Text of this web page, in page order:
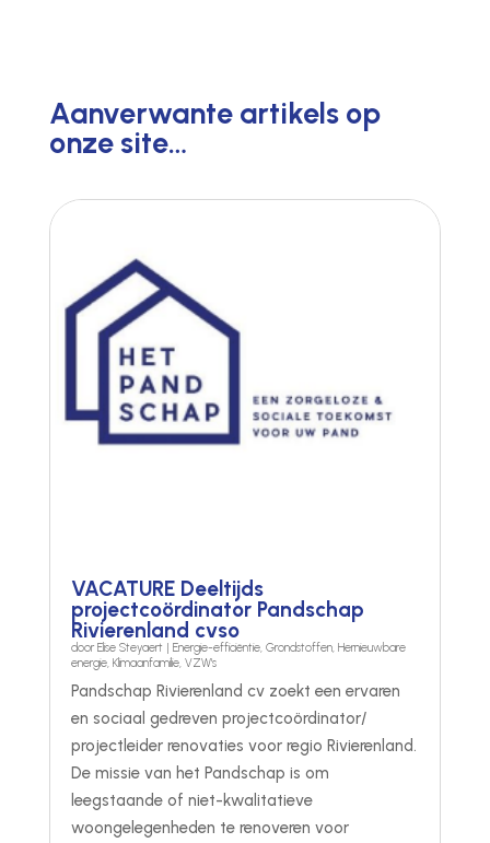
Aanverwante artikels op
onze site…
VACATURE Deeltijds
projectcoördinator Pandschap
Rivierenland cvso
door Elise Steyaert | Energie-efficiëntie, Grondstoffen, Hernieuwbare
energie, Klimaanfamilie, VZW's
Pandschap Rivierenland cv zoekt een ervaren
en sociaal gedreven projectcoördinator/
projectleider renovaties voor regio Rivierenland.
De missie van het Pandschap is om
leegstaande of niet-kwalitatieve
woongelegenheden te renoveren voor